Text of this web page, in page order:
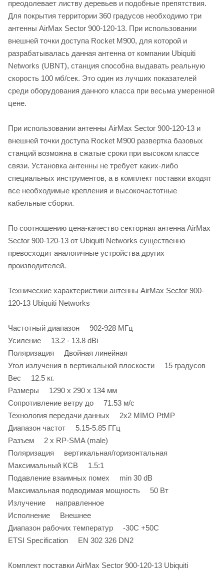
преодолевает листву деревьев и подобные препятствия.
Для покрытия территории 360 градусов необходимо три
антенны AirMax Sector 900-120-13. При использовании
внешней точки доступа Rocket M900, для которой и
разрабатывалась данная антенна от компании Ubiquiti
Networks (UBNT), станция способна выдавать реальную
скорость 100 мб/сек. Это один из лучших показателей
среди оборудования данного класса при весьма умеренной
цене.
При использовании антенны AirMax Sector 900-120-13 и
внешней точки доступа Rocket M900 развертка базовых
станций возможна в сжатые сроки при высоком классе
связи. Установка антенны не требует каких-либо
специальных инструментов, а в комплект поставки входят
все необходимые крепления и высокочастотные
кабельные сборки.
По соотношению цена-качество cекторная антенна AirMax
Sector 900-120-13 от Ubiquiti Networks существенно
превосходит аналогичные устройства других
производителей.
Технические характеристики антенны AirMax Sector 900-
120-13 Ubiquiti Networks
Частотный диапазон 902-928 МГц
Усиление 13.2 - 13.8 dBi
Поляризация Двойная линейная
Угол излучения в вертикальной плоскости 15 градусов
Вес 12.5 кг.
Размеры 1290 x 290 x 134 мм
Сопротивление ветру до 71.53 м/с
Технология передачи данных 2х2 MIMO PtMP
Диапазон частот 5.15-5.85 ГГц
Разъем 2 х RP-SMA (male)
Поляризация вертикальная/горизонтальная
Максимальный КСВ 1.5:1
Подавление взаимных помех min 30 dB
Максимальная подводимая мощность 50 Вт
Излучение направленное
Исполнение Внешнее
Диапазон рабочих температур -30C +50C
ETSI Specification EN 302 326 DN2
Комплект поставки AirMax Sector 900-120-13 Ubiquiti